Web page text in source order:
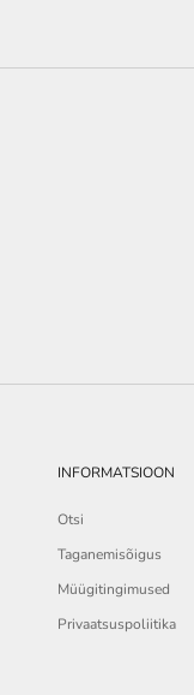
INFORMATSIOON
Otsi
Taganemisõigus
Müügitingimused
Privaatsuspoliitika